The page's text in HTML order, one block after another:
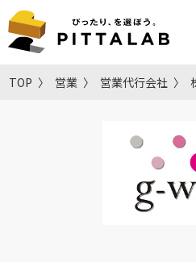
TOP 営業 営業代行会社